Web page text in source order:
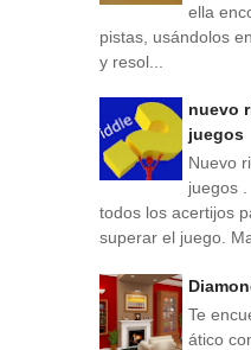
ella
pistas, usándolos
y resol...
nuevo
juegos
Nuevo
juegos
todos los acertijos
superar el juego.
Te
ático